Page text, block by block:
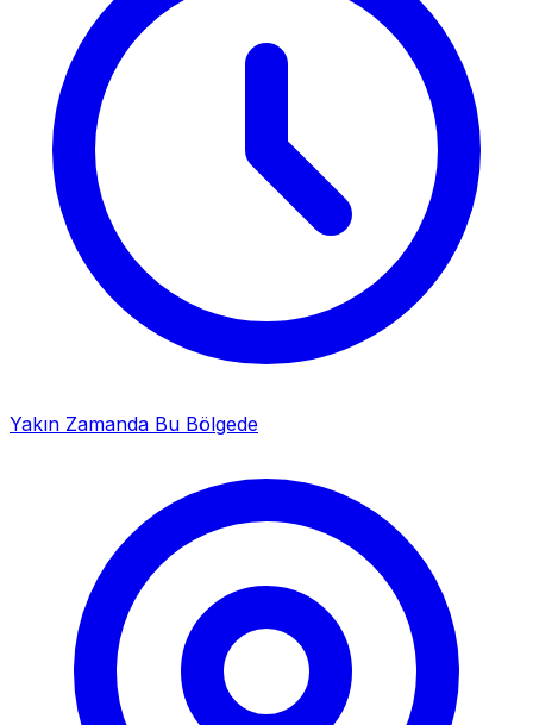
Yakın Zamanda Bu Bölgede